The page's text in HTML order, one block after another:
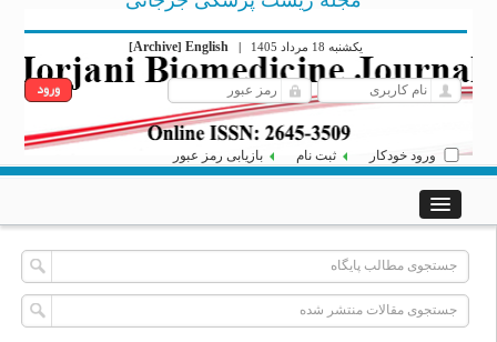
یکشنبه 18 مرداد 1405 |
English
[Archive]
ورود خودکار ثبت نام بازیابی رمز عبور